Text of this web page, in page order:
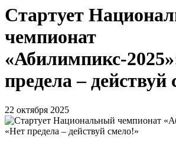
Стартует
чемпионат
«Абилимпикс-
предела – действуй
22 октября 2025